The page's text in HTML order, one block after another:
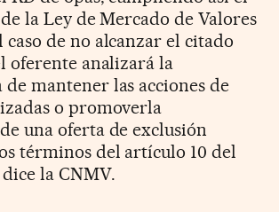
la Ley de Mercado de Valores
caso de no alcanzar el citado
oferente analizará la
mantener las acciones de
o promoverla
una oferta de exclusión
términos del artículo 10 del
la CNMV.